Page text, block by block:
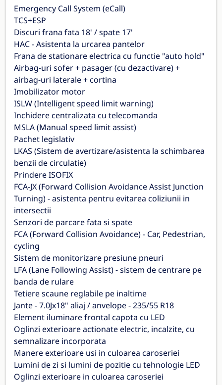
Emergency Call System (eCall)
TCS+ESP
Discuri frana fata 18' / spate 17'
HAC - Asistenta la urcarea pantelor
Frana de stationare electrica cu functie "auto hold"
Airbag-uri sofer + pasager (cu dezactivare) +
airbag-uri laterale + cortina
Imobilizator motor
ISLW (Intelligent speed limit warning)
Inchidere centralizata cu telecomanda
MSLA (Manual speed limit assist)
Pachet legislativ
LKAS (Sistem de avertizare/asistenta la schimbarea
benzii de circulatie)
Prindere ISOFIX
FCA-JX (Forward Collision Avoidance Assist Junction
Turning) - asistenta pentru evitarea coliziunii in
intersectii
Senzori de parcare fata si spate
FCA (Forward Collision Avoidance) - Car, Pedestrian,
cycling
Sistem de monitorizare presiune pneuri
LFA (Lane Following Assist) - sistem de centrare pe
banda de rulare
Tetiere scaune reglabile pe inaltime
Jante - 7.0Jx18" aliaj / anvelope - 235/55 R18
Element iluminare frontal capota cu LED
Oglinzi exterioare actionate electric, incalzite, cu
semnalizare incorporata
Manere exterioare usi in culoarea caroseriei
Lumini de zi si lumini de pozitie cu tehnologie LED
Oglinzi exterioare in culoarea caroseriei